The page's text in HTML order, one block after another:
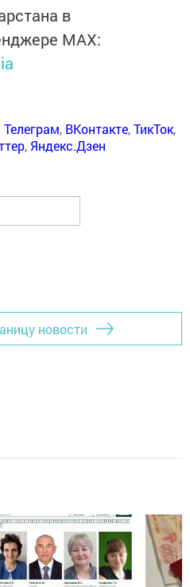
в
MАХ:
Телеграм, ВКонтакте,ТикТок,
, Яндекс.Дзен
новости